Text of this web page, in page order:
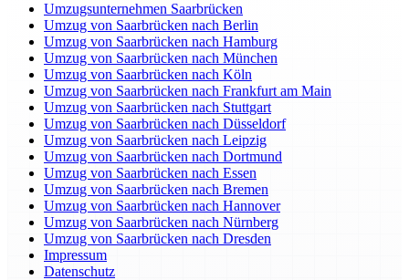
Umzugsunternehmen Saarbrücken
Umzug von Saarbrücken nach Berlin
Umzug von Saarbrücken nach Hamburg
Umzug von Saarbrücken nach München
Umzug von Saarbrücken nach Köln
Umzug von Saarbrücken nach Frankfurt am Main
Umzug von Saarbrücken nach Stuttgart
Umzug von Saarbrücken nach Düsseldorf
Umzug von Saarbrücken nach Leipzig
Umzug von Saarbrücken nach Dortmund
Umzug von Saarbrücken nach Essen
Umzug von Saarbrücken nach Bremen
Umzug von Saarbrücken nach Hannover
Umzug von Saarbrücken nach Nürnberg
Umzug von Saarbrücken nach Dresden
Impressum
Datenschutz